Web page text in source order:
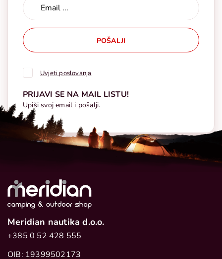
POŠALJI
Uvjeti poslovanja
PRIJAVI SE NA MAIL LISTU!
Upiši svoj email i pošalji.
Meridian nautika d.o.o.
+385 0 52 428 555
OIB: 19399502173